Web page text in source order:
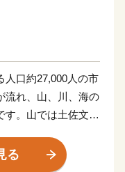
人口約27,000人の市
流れ、山、川、海の
す。山では土佐文旦
仁淀川の恩恵を受
夏には中心地の高
る